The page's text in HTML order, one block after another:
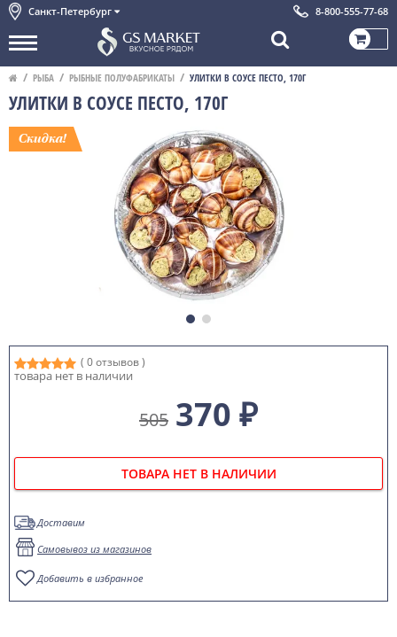
Санкт-Петербург 8-800-555-77-68
РЫБА РЫБНЫЕ ПОЛУФАБРИКАТЫ УЛИТКИ В СОУСЕ ПЕСТО, 170Г
УЛИТКИ В СОУСЕ ПЕСТО, 170Г
( 0 отзывов )
товара нет в наличии
505 370 ₽
ТОВАРА НЕТ В НАЛИЧИИ
Доставим
Самовывоз из магазинов
Добавить в избранное